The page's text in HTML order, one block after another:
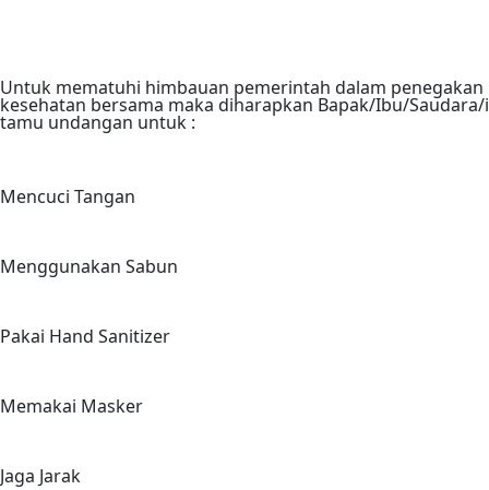
Untuk mematuhi himbauan pemerintah dalam penegakan
kesehatan bersama maka diharapkan Bapak/Ibu/Saudara/i
tamu undangan untuk :
Mencuci Tangan
Menggunakan Sabun
Pakai Hand Sanitizer
Memakai Masker
Jaga Jarak